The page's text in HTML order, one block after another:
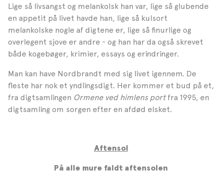
Lige så livsangst og melankolsk han var, lige så glubende
en appetit på livet havde han, lige så kulsort
melankolske nogle af digtene er, lige så finurlige og
overlegent sjove er andre - og han har da også skrevet
både kogebøger, krimier, essays og erindringer.
Man kan have Nordbrandt med sig livet igennem. De
fleste har nok et yndlingsdigt. Her kommer et bud på et,
fra digtsamlingen Ormene ved himlens portfra 1995, en
digtsamling om sorgen efter en afdød elsket.
Aftensol
På alle mure faldt aftensolen